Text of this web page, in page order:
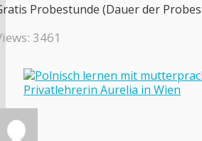
Probestunde (Dauer der
3461